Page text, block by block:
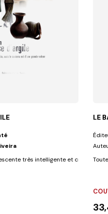
très intelligente et créative,
LE